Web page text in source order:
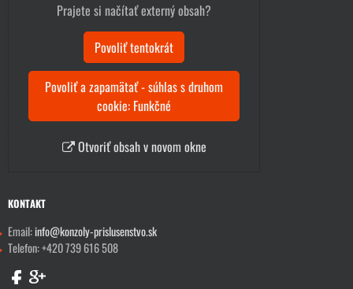
Prajete si načítať externý obsah?
Povoliť tentokrát
Povoliť a zapamätať - súhlas s druhom
cookie: Funkčné
Otvoriť obsah v novom okne
KONTAKT
Email:info@konzoly-prislusenstvo.sk
Telefon: +420 739 616 508